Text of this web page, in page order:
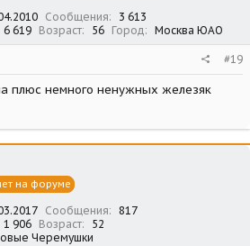
Сообщения
3 613
6 619 Возраст 56 Город Москва ЮАО
#19
плюс немного ненужных железяк
на форуме
Сообщения
817
1 906 Возраст
52
Черемушки